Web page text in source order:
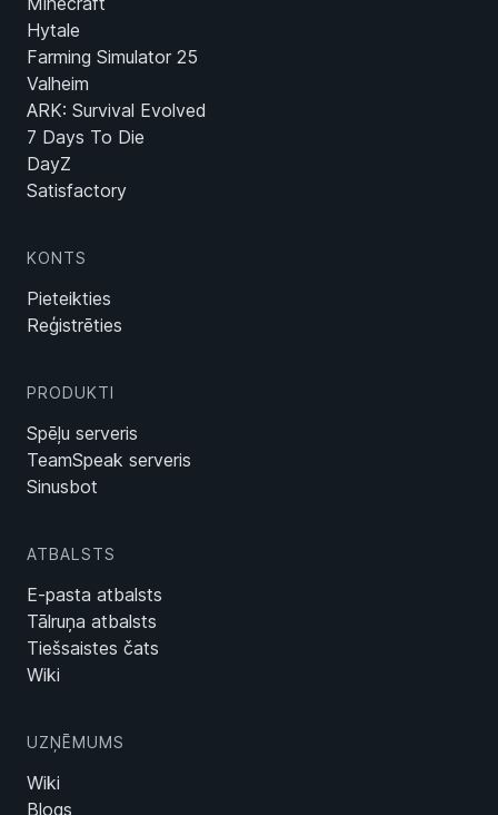
Hytale
Farming Simulator 25
Valheim
ARK: Survival Evolved
7 Days To Die
DayZ
Satisfactory
KONTS
Pieteikties
Reģistrēties
PRODUKTI
Spēļu serveris
TeamSpeak serveris
Sinusbot
ATBALSTS
E-pasta atbalsts
Tālruņa atbalsts
Tiešsaistes čats
Wiki
UZŅĒMUMS
Wiki
Blogs